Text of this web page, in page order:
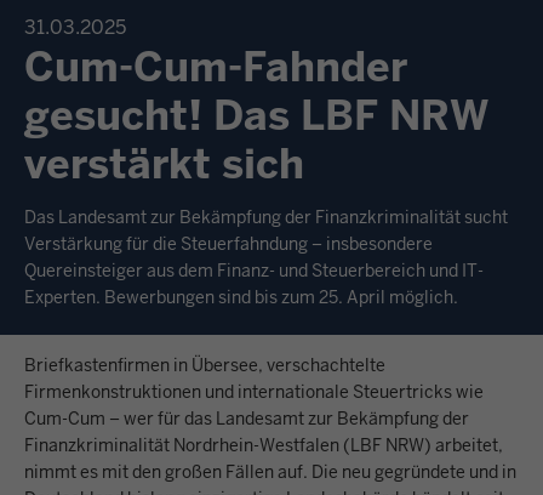
31.03.2025
Cum-Cum-Fahnder
gesucht! Das LBF NRW
verstärkt sich
Das Landesamt zur Bekämpfung der Finanzkriminalität sucht
Verstärkung für die Steuerfahndung – insbesondere
Quereinsteiger aus dem Finanz- und Steuerbereich und IT-
Experten. Bewerbungen sind bis zum 25. April möglich.
Briefkastenfirmen in Übersee, verschachtelte
Firmenkonstruktionen und internationale Steuertricks wie
Cum-Cum – wer für das Landesamt zur Bekämpfung der
Finanzkriminalität Nordrhein-Westfalen (LBF NRW) arbeitet,
nimmt es mit den großen Fällen auf. Die neu gegründete und in